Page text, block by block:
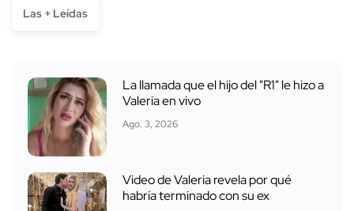
Las + Leídas
La llamada que el hijo del "R1" le hizo a
Valeria en vivo
Ago. 3, 2026
Video de Valeria revela por qué
habría terminado con su ex